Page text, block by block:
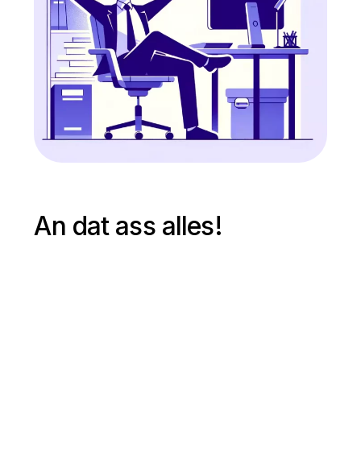
An dat ass alles!